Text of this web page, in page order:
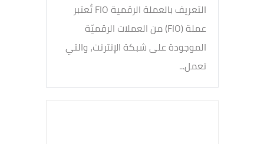
التعريف بالعملة الرقمية FIO تُعتبر
عملة (FIO) من العملات الرقميّة
الموجودة على شبكة الإنترنت، والتي
تعمل...